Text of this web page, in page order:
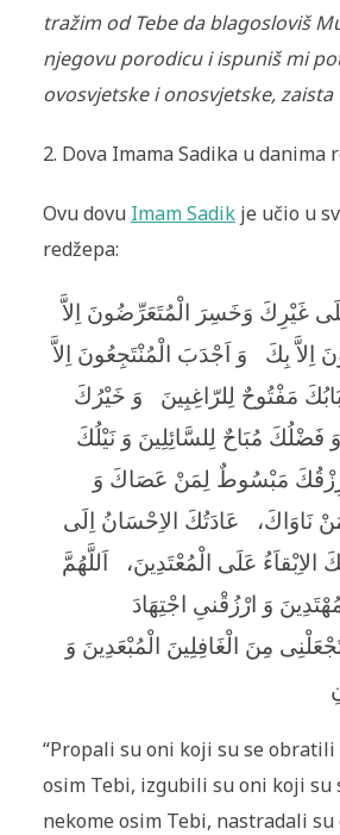
tražim od Tebe da blagosloviš
njegovu porodicu i ispuniš mi
ovosvjetske i onosvjetske, zaista
2. Dova Imama Sadika u danima
Ovu dovu Imam Sadikje učio u
redžepa:
غَيْرِكَ وَخَسِرَ الْمُتَعَرِّضُونَ اِلاَّ
اِلاَّ بِكَ
وَ اَجْدَبَ الْمُنْتَجِعُونَ اِلاَّ
مَفْتُوحٌ لِلرّاغِبِينَ
وَ خَيْرُكَ
فَضْلُكَ مُبَاحٌ لِلسَّائِلِينَ وَ نَيْلُكَ
رِزْقُكَ مَبْسُوطٌ لِمَنْ عَصَاكَ وَ
نَاوَاكَ،
عَادَتُكَ الاِحْسَانُ اِلَى
عَلَى الْمُعْتَدِينَ،
اَللَّهُمَّ
وَ ارْزُقْنىِ اجْتِهَادَ
مِنَ الْغَافِلِينَ الْمُبْعَدِينَ وَ
“Propali su oni koji su se
osim Tebi, izgubili su oni koji su
nekome osim Tebi, nastradali